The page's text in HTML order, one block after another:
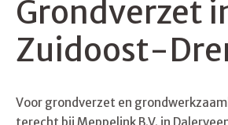
Grondverzet
Zuidoost-
Voor grondverzet en